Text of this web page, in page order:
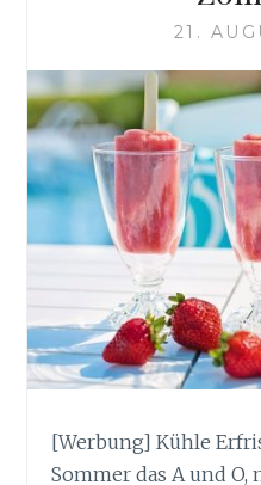
21.
[Werbung] Kühle
Sommer das A und